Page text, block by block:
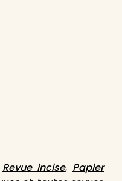
Revue incise, Papier